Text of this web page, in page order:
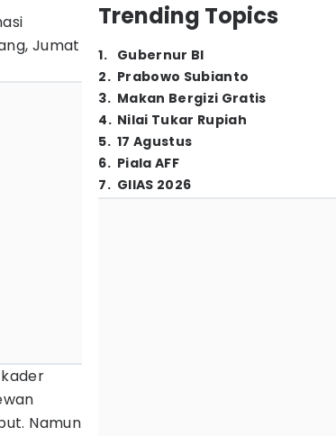
Jumat
Namun
Trending Topics
1. Gubernur BI
2. Prabowo Subianto
3. Makan Bergizi Gratis
4. Nilai Tukar Rupiah
5. 17 Agustus
6. Piala AFF
7. GIIAS 2026